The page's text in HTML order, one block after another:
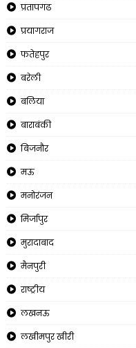
प्रतापगढ
प्रयागराज
फतेहपुर
बरेली
बलिया
बाराबंकी
बिजनौर
मऊ
मनोरंजन
मिर्जापुर
मुरादाबाद
मैनपुरी
राष्ट्रीय
लखनऊ
लखीमपुर खीरी